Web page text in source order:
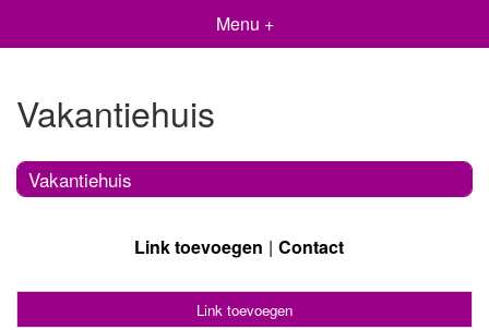
Menu +
Vakantiehuis
Vakantiehuis
Link toevoegen Contact
Link toevoegen